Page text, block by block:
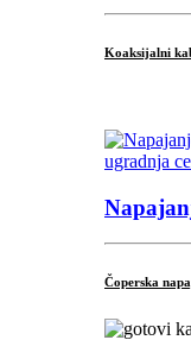
Koaksijalni
Čoperska